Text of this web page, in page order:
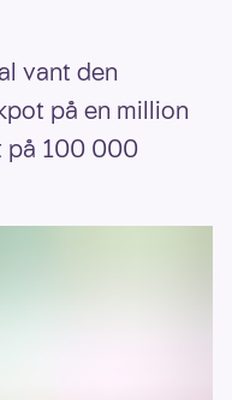
vant den
på en million
på 100 000